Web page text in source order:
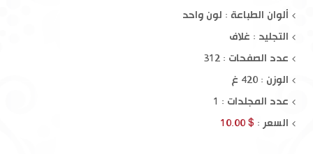
ألوان الطباعة : لون واحد
التجليد : غلاف
عدد الصفحات : 312
الوزن : 420 غ
عدد المجلدات : 1
السعر : $ 10.00